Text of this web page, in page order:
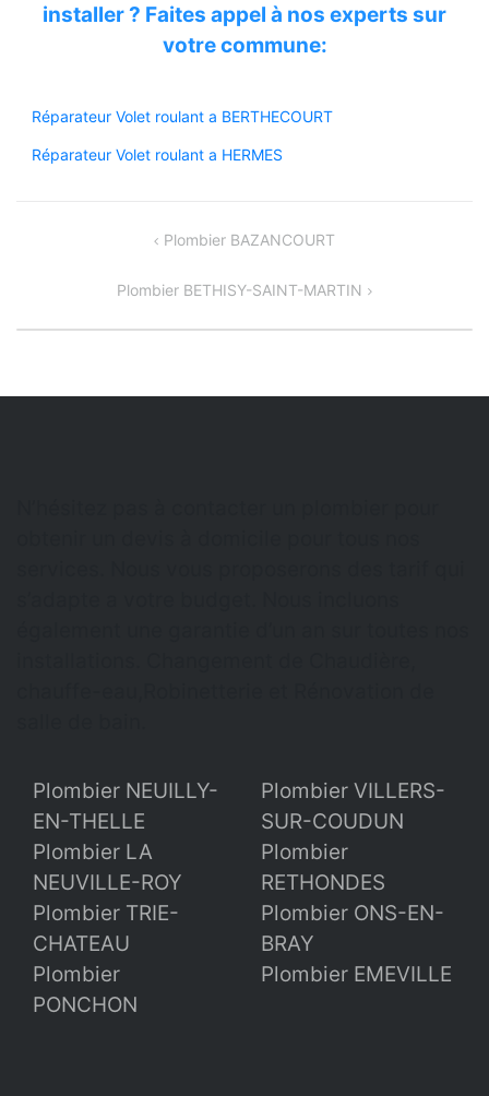
installer ? Faites appel à nos experts sur
votre commune:
Réparateur Volet roulant a BERTHECOURT
Réparateur Volet roulant a HERMES
Navigation
l’article
Plombier BAZANCOURT
Plombier BETHISY-SAINT-MARTIN
Plombier NEUILLY-
EN-THELLE
Plombier VILLERS-
SUR-COUDUN
Plombier LA
NEUVILLE-ROY
Plombier
RETHONDES
Plombier TRIE-
CHATEAU
Plombier ONS-EN-
BRAY
Plombier
PONCHON
Plombier EMEVILLE